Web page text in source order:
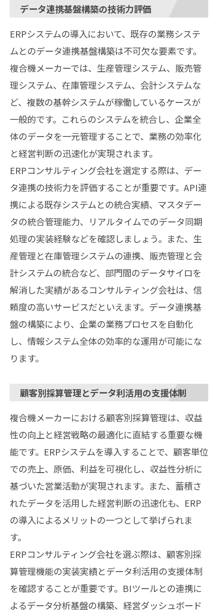
データ連携基盤構築の技術力評価
ERPシステムの導入において、既存の業務システ
ムとのデータ連携基盤構築は不可欠な要素です。
複合機メーカーでは、生産管理システム、販売管
理システム、在庫管理システム、会計システムな
ど、複数の基幹システムが稼働しているケースが
一般的です。これらのシステムを統合し、企業全
体のデータを一元管理することで、業務の効率化
と経営判断の迅速化が実現されます。
ERPコンサルティング会社を選定する際は、デー
タ連携の技術力を評価することが重要です。API連
携による既存システムとの統合実績、マスタデー
タの統合管理能力、リアルタイムでのデータ同期
処理の実装経験などを確認しましょう。また、生
産管理と在庫管理システムの連携、販売管理と会
計システムの統合など、部門間のデータサイロを
解消した実績があるコンサルティング会社は、信
頼度の高いサービスだといえます。データ連携基
盤の構築により、企業の業務プロセスを自動化
し、情報システム全体の効率的な運用が可能にな
ります。
顧客別採算管理とデータ利活用の支援体制
複合機メーカーにおける顧客別採算管理は、収益
性の向上と経営戦略の最適化に直結する重要な機
能です。ERPシステムを導入することで、顧客単位
での売上、原価、利益を可視化し、収益性分析に
基づいた営業活動が実現されます。また、蓄積さ
れたデータを活用した経営判断の迅速化も、ERP
の導入によるメリットの一つとして挙げられま
す。
ERPコンサルティング会社を選ぶ際は、顧客別採
算管理機能の実装実績とデータ利活用の支援体制
を確認することが重要です。BIツールとの連携に
よるデータ分析基盤の構築、経営ダッシュボード